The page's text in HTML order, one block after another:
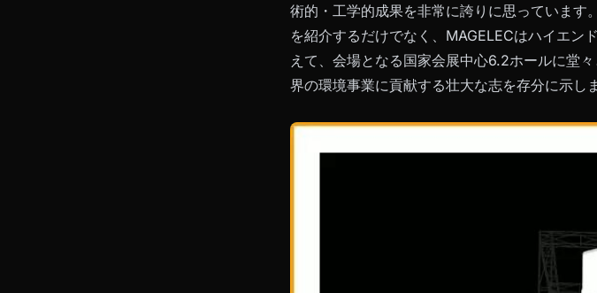
術的・工学的成果を非常に誇りに思っています
を紹介するだけでなく、MAGELECはハイエン
えて、会場となる国家会展中心6.2ホールに堂
界の環境事業に貢献する壮大な志を存分に示しま